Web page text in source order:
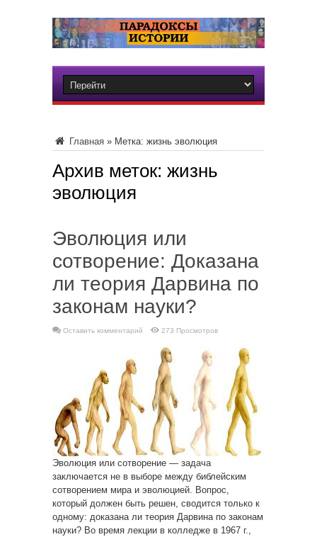
Главная » Метка: жизнь эволюция
Архив меток: жизнь
эволюция
Эволюция или
сотворение: Доказана
ли теория Дарвина по
законам науки?
Оставить комментарий 273 Просмотров
Эволюция или сотворение — задача
заключается не в выборе между библейским
сотворением мира и эволюцией. Вопрос,
который должен быть решен, сводится только к
одному: доказана ли теория Дарвина по законам
науки? Во время лекции в колледже в 1967 г.,